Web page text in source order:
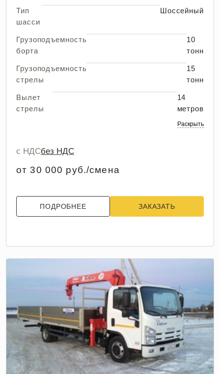
Тип
шасси
Шоссейный
Грузоподъемность
борта
10
тонн
Грузоподъемность
стрелы
15
тонн
Вылет
стрелы
14
метров
Раскрыть
с НДСбез НДС
от 30 000 руб./смена
ПОДРОБНЕЕ ЗАКАЗАТЬ